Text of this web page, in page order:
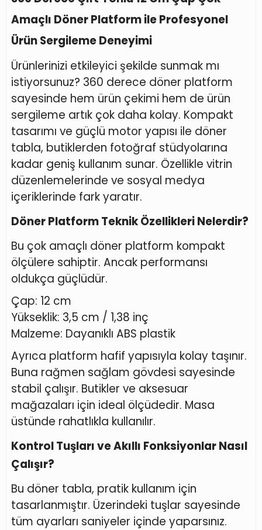
Amaçlı Döner Platform ile Profesyonel
Ürün Sergileme Deneyimi
Ürünlerinizi etkileyici şekilde sunmak mı
istiyorsunuz? 360 derece döner platform
sayesinde hem ürün çekimi hem de ürün
sergileme artık çok daha kolay. Kompakt
tasarımı ve güçlü motor yapısı ile döner
tabla, butiklerden fotoğraf stüdyolarına
kadar geniş kullanım sunar. Özellikle vitrin
düzenlemelerinde ve sosyal medya
içeriklerinde fark yaratır.
Döner Platform Teknik Özellikleri Nelerdir?
Bu çok amaçlı döner platform kompakt
ölçülere sahiptir. Ancak performansı
oldukça güçlüdür.
Çap: 12 cm
Yükseklik: 3,5 cm / 1,38 inç
Malzeme: Dayanıklı ABS plastik
Ayrıca platform hafif yapısıyla kolay taşınır.
Buna rağmen sağlam gövdesi sayesinde
stabil çalışır. Butikler ve aksesuar
mağazaları için ideal ölçüdedir. Masa
üstünde rahatlıkla kullanılır.
Kontrol Tuşları ve Akıllı Fonksiyonlar Nasıl
Çalışır?
Bu döner tabla, pratik kullanım için
tasarlanmıştır. Üzerindeki tuşlar sayesinde
tüm ayarları saniyeler içinde yaparsınız.